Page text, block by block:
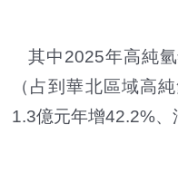
其中2025年高純
（占到華北區域高
1.3億元年增42.2%、